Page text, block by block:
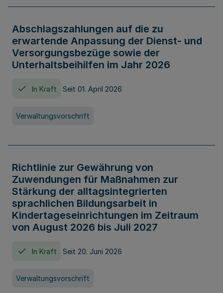
Abschlagszahlungen auf die zu
erwartende Anpassung der Dienst- und
Versorgungsbezüge sowie der
Unterhaltsbeihilfen im Jahr 2026
In Kraft Seit 01. April 2026
Verwaltungsvorschrift
Richtlinie zur Gewährung von
Zuwendungen für Maßnahmen zur
Stärkung der alltagsintegrierten
sprachlichen Bildungsarbeit in
Kindertageseinrichtungen im Zeitraum
von August 2026 bis Juli 2027
In Kraft Seit 20. Juni 2026
Verwaltungsvorschrift